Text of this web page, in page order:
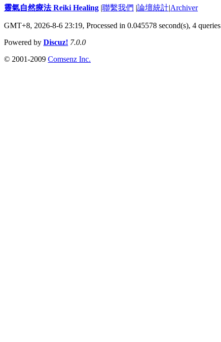
靈氣自然療法 Reiki Healing |聯繫我們 |論壇統計|Archiver
GMT+8, 2026-8-6 23:19, Processed in 0.045578 second(s), 4 queries
Powered by Discuz! 7.0.0
© 2001-2009 Comsenz Inc.